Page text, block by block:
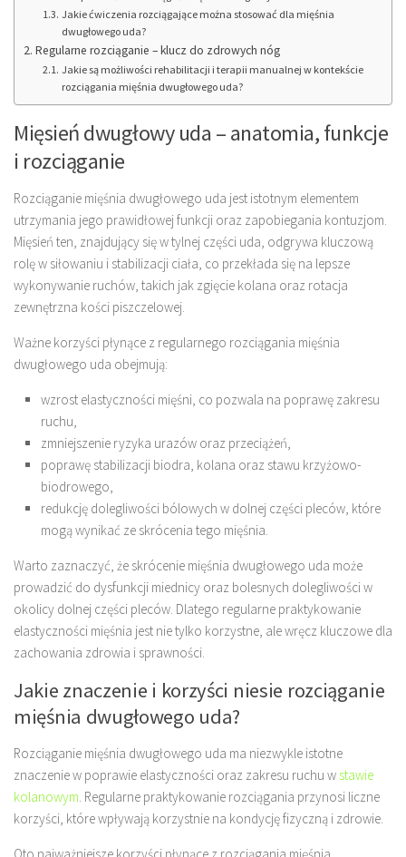
Jakie ćwiczenia rozciągające można stosować dla mięśnia
dwugłowego uda?
Regularne rozciąganie – klucz do zdrowych nóg
Jakie są możliwości rehabilitacji i terapii manualnej w kontekście
rozciągania mięśnia dwugłowego uda?
Mięsień dwugłowy uda – anatomia, funkcje
i rozciąganie
Rozciąganie mięśnia dwugłowego uda jest istotnym elementem
utrzymania jego prawidłowej funkcji oraz zapobiegania kontuzjom.
Mięsień ten, znajdujący się w tylnej części uda, odgrywa kluczową
rolę w siłowaniu i stabilizacji ciała, co przekłada się na lepsze
wykonywanie ruchów, takich jak zgięcie kolana oraz rotacja
zewnętrzna kości piszczelowej.
Ważne korzyści płynące z regularnego rozciągania mięśnia
dwugłowego uda obejmują:
wzrost elastyczności mięśni, co pozwala na poprawę zakresu
ruchu,
zmniejszenie ryzyka urazów oraz przeciążeń,
poprawę stabilizacji biodra, kolana oraz stawu krzyżowo-
biodrowego,
redukcję dolegliwości bólowych w dolnej części pleców, które
mogą wynikać ze skrócenia tego mięśnia.
Warto zaznaczyć, że skrócenie mięśnia dwugłowego uda może
prowadzić do dysfunkcji miednicy oraz bolesnych dolegliwości w
okolicy dolnej części pleców. Dlatego regularne praktykowanie
elastyczności mięśnia jest nie tylko korzystne, ale wręcz kluczowe dla
zachowania zdrowia i sprawności.
Jakie znaczenie i korzyści niesie rozciąganie
mięśnia dwugłowego uda?
Rozciąganie mięśnia dwugłowego uda ma niezwykle istotne
znaczenie w poprawie elastyczności oraz zakresu ruchu w stawie
kolanowym. Regularne praktykowanie rozciągania przynosi liczne
korzyści, które wpływają korzystnie na kondycję fizyczną i zdrowie.